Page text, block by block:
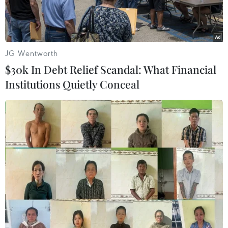
xuất.
Một mô hình kinh tế tuần hoàn trong chăn nuôi. (Nguồn:
Vietnam+)
Để ngành nông nghiệp phát triển ổn định, bền
vững và ổn định nguồn cung-cầu trong nước,
JG Wentworth
$30k In Debt Relief Scandal: What Financial
Institutions Quietly Conceal